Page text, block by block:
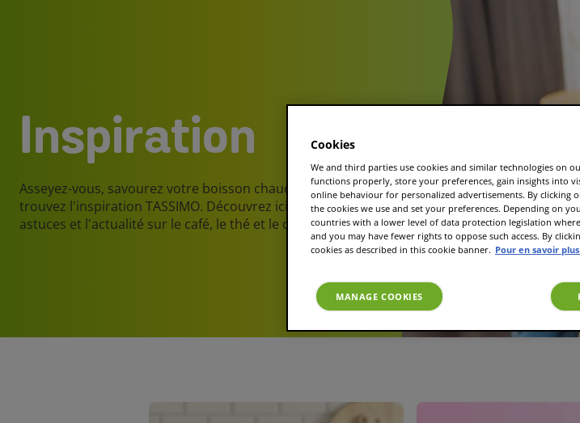
Inspiration
Asseyez-vous, savourez votre boisson chaude préférée et
trouvez l'inspiration TASSIMO. Découvrez ici des conseils, des
astuces et l'actualité sur le café, le thé et le chocolat chaud.
Cookies
We and third parties use cookies and similar technologies on
functions properly, store your preferences, gain insights into
online behaviour for personalized advertisements. By clicking
the cookies we use and set your preferences. Depending on
countries with a lower level of data protection legislation
and you may have fewer rights to oppose such access. By
cookies as described in this cookie banner. Pour en savoir
MANAGE COOKIES